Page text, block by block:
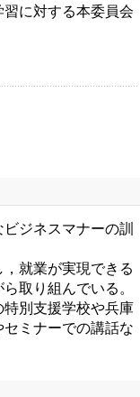
に対する本委員会
ジネスマナーの訓
就業が実現できる
取り組んでいる。
別支援学校や兵庫
ミナーでの講話な